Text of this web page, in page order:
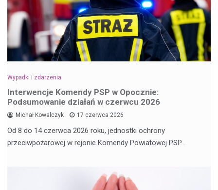
Wypadki i zdarzenia
Interwencje Komendy PSP w Opocznie:
Podsumowanie działań w czerwcu 2026
Michał Kowalczyk 17 czerwca 2026
Od 8 do 14 czerwca 2026 roku, jednostki ochrony
przeciwpożarowej w rejonie Komendy Powiatowej PSP…